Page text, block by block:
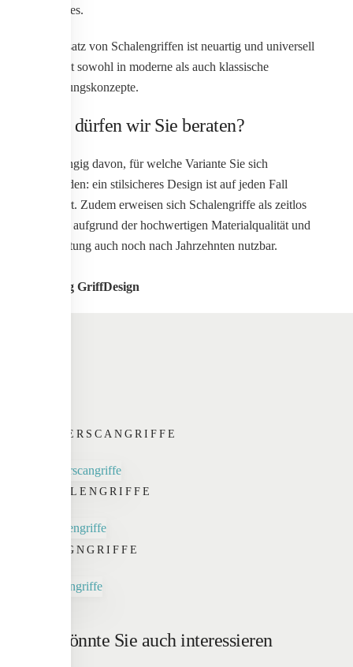
Kontrastes.
Der Einsatz von Schalengriffen ist neuartig und universell
und passt sowohl in moderne als auch klassische
Einrichtungskonzepte.
Wann dürfen wir Sie beraten?
Unabhängig davon, für welche Variante Sie sich
entscheiden: ein stilsicheres Design ist auf jeden Fall
garantiert. Zudem erweisen sich Schalengriffe als zeitlos
und sind aufgrund der hochwertigen Materialqualität und
Verarbeitung auch noch nach Jahrzehnten nutzbar.
Werding GriffDesign
FINGERSCANGRIFFE
SCHALENGRIFFE
DESIGNGRIFFE
Das könnte Sie auch interessieren